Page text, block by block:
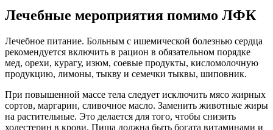
Лечебные мероприятия помимо ЛФК
Лечебное питание. Больным с ишемической болезнью сердца
рекомендуется включить в рацион в обязательном порядке
мед, орехи, курагу, изюм, соевые продукты, кисломолочную
продукцию, лимоны, тыкву и семечки тыквы, шиповник.
При повышенной массе тела следует исключить мясо жирных
сортов, маргарин, сливочное масло. Заменить животные жиры
на растительные. Это делается для того, чтобы снизить
холестерин в крови. Пища должна быть богата витаминами и